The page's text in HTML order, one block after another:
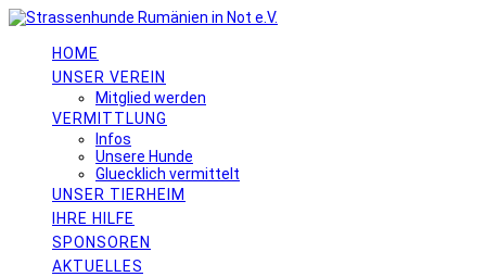
Skip
contentHOME
UNSER VEREIN
Mitglied werden
VERMITTLUNG
Infos
Unsere Hunde
Gluecklich vermittelt
UNSER TIERHEIM
IHRE HILFE
SPONSOREN
AKTUELLES